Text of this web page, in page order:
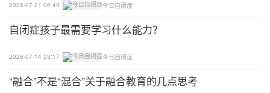
自闭症谱系障碍等儿童提供个性化训练，主要采用A
BA应用行为分析法并辅以感觉统合训练，带给有
原平市特殊教育学校
2026-07-21 06:40 今日自闭症
自闭症孩子最需要学习什么能力？
2026-07-14 23:17 今日自闭症
“融合”不是“混合”关于融合教育的几点思考